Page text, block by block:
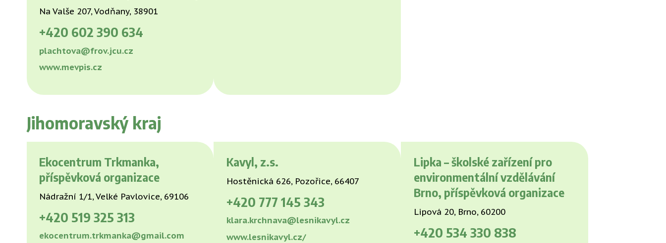
Na Valše 207, Vodňany, 38901
+420 602 390 634
plachtova@frov.jcu.cz
www.mevpis.cz
Jihomoravský kraj
Ekocentrum Trkmanka,
příspěvková organizace
Nádražní 1/1, Velké Pavlovice, 69106
+420 519 325 313
ekocentrum.trkmanka@gmail.com
Kavyl, z.s.
Hostěnická 626, Pozořice, 66407
+420 777 145 343
klara.krchnava@lesnikavyl.cz
www.lesnikavyl.cz/
Lipka – školské zařízení pro
environmentální vzdělávání
Brno, příspěvková organizace
Lipová 20, Brno, 60200
+420 534 330 838